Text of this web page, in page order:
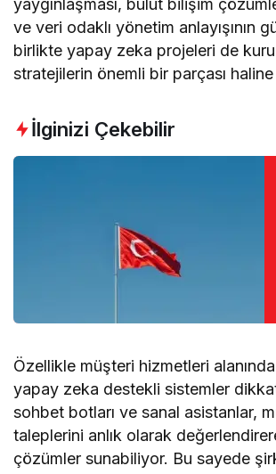
yaygınlaşması, bulut bilişim
ve veri odaklı yönetim anlayışının
birlikte yapay zeka projeleri de
stratejilerin önemli bir parçası
İlginizi Çekebilir
Özellikle müşteri hizmetleri alanında
yapay zeka destekli sistemler
sohbet botları ve sanal asistanlar,
taleplerini anlık olarak
çözümler sunabiliyor. Bu sayede